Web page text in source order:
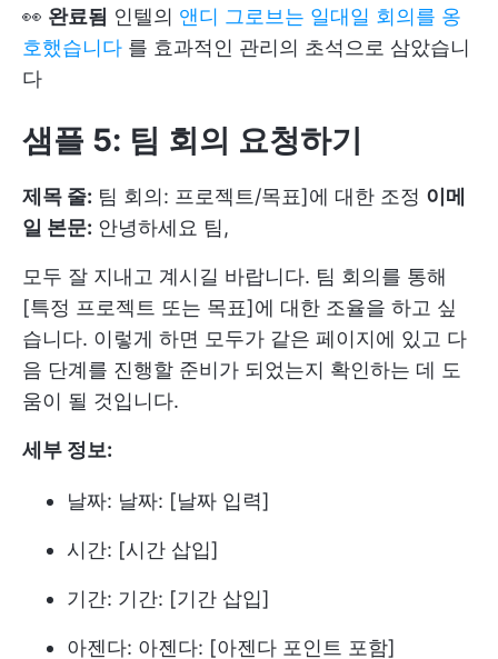
👀 완료됨 인텔의 앤디 그로브는 일대일 회의를 옹
호했습니다 를 효과적인 관리의 초석으로 삼았습니
다
샘플 5: 팀 회의 요청하기
제목 줄: 팀 회의: 프로젝트/목표]에 대한 조정 이메
일 본문: 안녕하세요 팀,
모두 잘 지내고 계시길 바랍니다. 팀 회의를 통해
[특정 프로젝트 또는 목표]에 대한 조율을 하고 싶
습니다. 이렇게 하면 모두가 같은 페이지에 있고 다
음 단계를 진행할 준비가 되었는지 확인하는 데 도
움이 될 것입니다.
세부 정보:
날짜: 날짜: [날짜 입력]
시간: [시간 삽입]
기간: 기간: [기간 삽입]
아젠다: 아젠다: [아젠다 포인트 포함]